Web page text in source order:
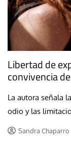
Libertad de
convivencia
La autora señala
odio y las
Sandra Chaparro